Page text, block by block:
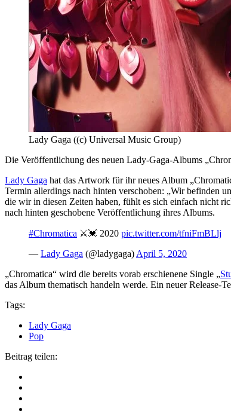
Lady Gaga ((c) Universal Music Group)
Die Veröffentlichung des neuen Lady-Gaga-Albums
Lady Gaga hat das Artwork für ihr neues Album
Termin allerdings nach hinten verschoben: „Wir befinden
die wir in diesen Zeiten haben, fühlt es sich einfach nicht
nach hinten geschobene Veröffentlichung ihres Albums.
#Chromatica ⚔️💓 2020 pic.twitter.com/tfniFmBLlj
— Lady Gaga (@ladygaga) April 5, 2020
„Chromatica“ wird die bereits vorab erschienene Single „
das Album thematisch handeln werde. Ein neuer Release-
Tags:
Lady Gaga
Pop
Beitrag teilen: